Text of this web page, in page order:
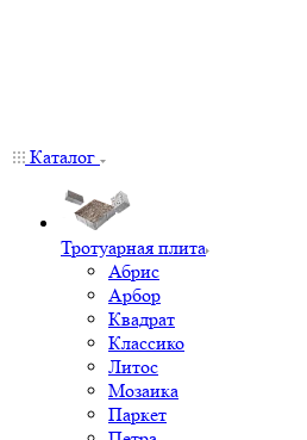
Каталог
Тротуарная плита
Абрис
Арбор
Квадрат
Классико
Литос
Мозаика
Паркет